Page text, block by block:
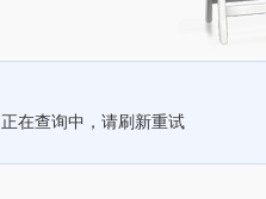
正在查询中，请刷新重试